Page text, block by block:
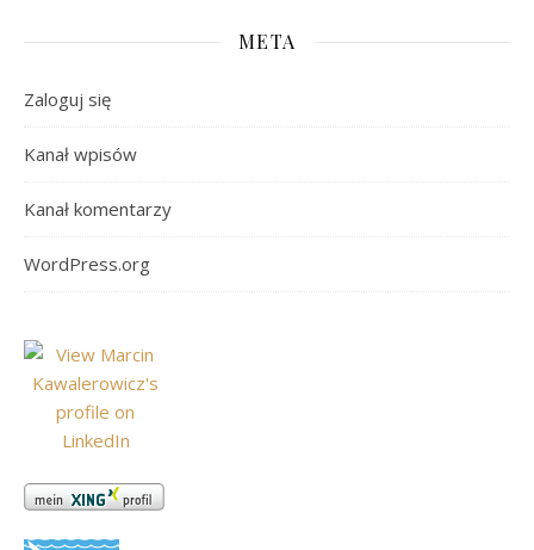
META
Zaloguj się
Kanał wpisów
Kanał komentarzy
WordPress.org